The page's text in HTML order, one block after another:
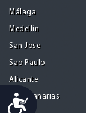
Accessibility
Málaga
Medellín
San Jose
Sao Paulo
Alicante
Islas Canarias